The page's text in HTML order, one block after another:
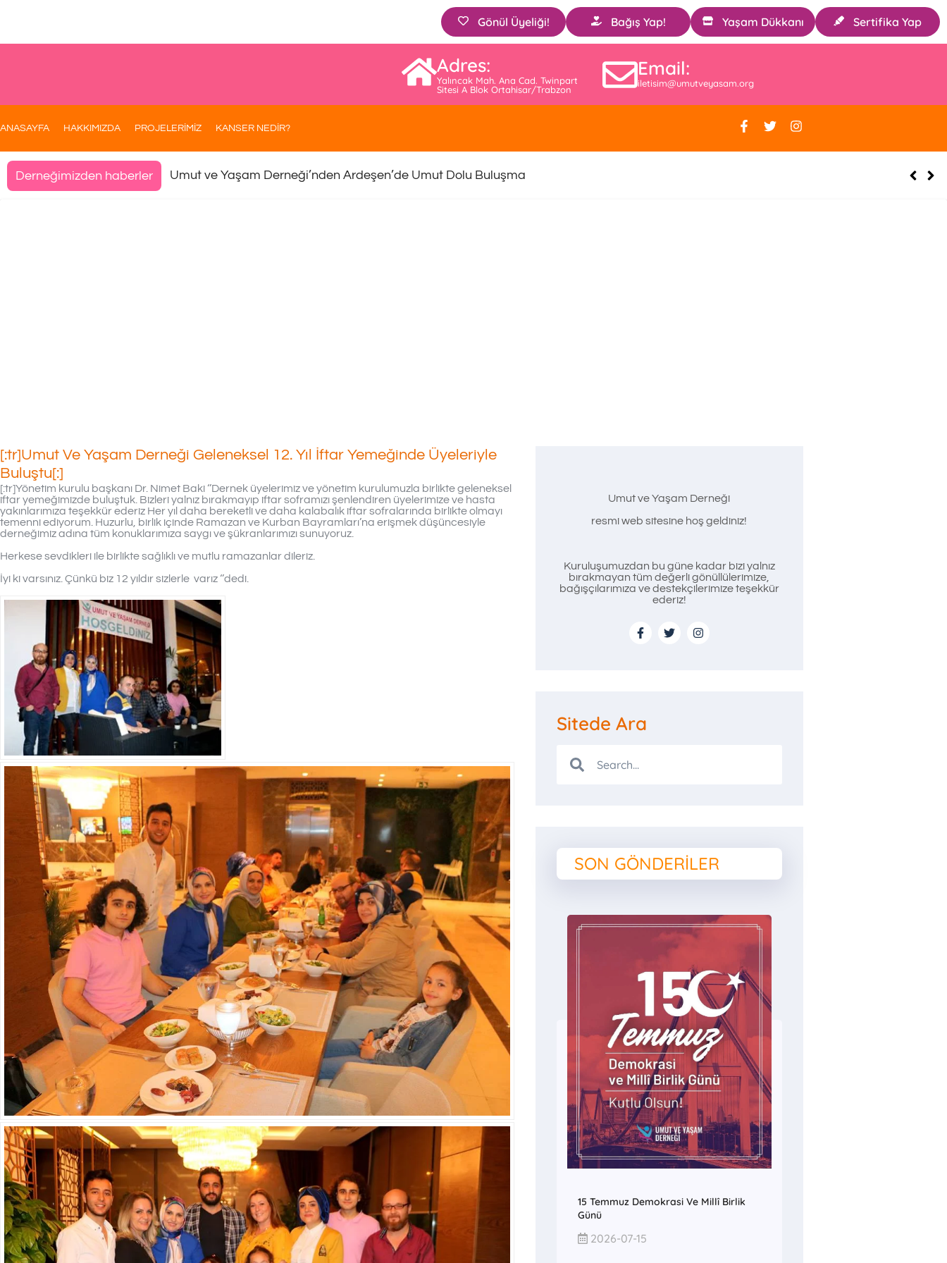
Sertifika Yap
Yaşam Dükkanı
Bağış Yap!
Gönül Üyeliği!
Adres:
Yalıncak Mah. Ana Cad. Twinpart
Sitesi A Blok Ortahisar/Trabzon
Email:
iletisim@umutveyasam.org
ANASAYFA HAKKIMIZDA PROJELERİMİZ KANSER NEDİR?
Derneğimizden haberler Umut ve Yaşam Derneği’nden Ardeşen’de Umut Dolu Buluşma
[:tr]Umut Ve Yaşam Derneği Geleneksel 12. Yıl İftar Yemeğinde Üyeleriyle
Buluştu[:]
[:tr]Yönetim kurulu başkanı Dr. Nimet Baki ‘’Dernek üyelerimiz ve yönetim kurulumuzla birlikte geleneksel
iftar yemeğimizde buluştuk. Bizleri yalnız bırakmayıp iftar soframızı şenlendiren üyelerimize ve hasta
yakınlarımıza teşekkür ederiz Her yıl daha bereketli ve daha kalabalık iftar sofralarında birlikte olmayı
temenni ediyorum. Huzurlu, birlik içinde Ramazan ve Kurban Bayramları’na erişmek düşüncesiyle
derneğimiz adına tüm konuklarımıza saygı ve şükranlarımızı sunuyoruz.
Herkese sevdikleri ile birlikte sağlıklı ve mutlu ramazanlar dileriz.
İyi ki varsınız. Çünkü biz 12 yıldır sizlerle varız ‘’dedi.
Umut ve Yaşam Derneği
resmi web sitesine hoş geldiniz!
Kuruluşumuzdan bu güne kadar bizi yalnız
bırakmayan tüm değerli gönüllülerimize,
bağışçılarımıza ve destekçilerimize teşekkür
ederiz!
Sitede Ara
SON GÖNDERILER
15 Temmuz Demokrasi Ve Millî Birlik
Günü
2026-07-15